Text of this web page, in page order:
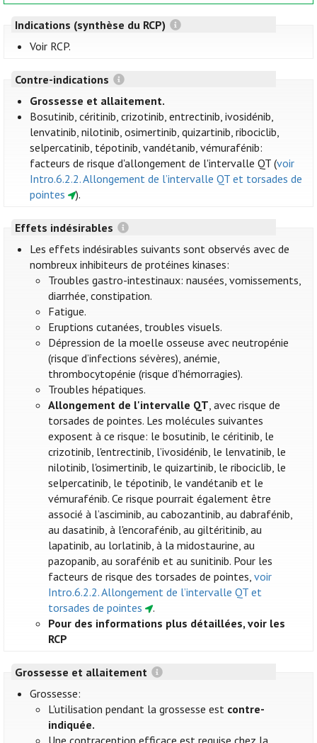
Indications (synthèse du RCP)
Voir RCP.
Contre-indications
Grossesse et allaitement.
Bosutinib, céritinib, crizotinib, entrectinib, ivosidénib,
lenvatinib, nilotinib, osimertinib, quizartinib, ribociclib,
selpercatinib, tépotinib, vandétanib, vémurafénib:
facteurs de risque d'allongement de l'intervalle QT (voir
Intro.6.2.2. Allongement de l’intervalle QT et torsades de
pointes
).
Effets indésirables
Les effets indésirables suivants sont observés avec de
nombreux inhibiteurs de protéines kinases:
Troubles gastro-intestinaux: nausées, vomissements,
diarrhée, constipation.
Fatigue.
Eruptions cutanées, troubles visuels.
Dépression de la moelle osseuse avec neutropénie
(risque d’infections sévères), anémie,
thrombocytopénie (risque d’hémorragies).
Troubles hépatiques.
Allongement de l'intervalle QT, avec risque de
torsades de pointes. Les molécules suivantes
exposent à ce risque: le bosutinib, le céritinib, le
crizotinib, l'entrectinib, l’ivosidénib, le lenvatinib, le
nilotinib, l'osimertinib, le quizartinib, le ribociclib, le
selpercatinib, le tépotinib, le vandétanib et le
vémurafénib. Ce risque pourrait également être
associé à l’asciminib, au cabozantinib, au dabrafénib,
au dasatinib, à l'encorafénib, au giltéritinib, au
lapatinib, au lorlatinib, à la midostaurine, au
pazopanib, au sorafénib et au sunitinib. Pour les
facteurs de risque des torsades de pointes,voir
Intro.6.2.2. Allongement de l’intervalle QT et
torsades de pointes
.
Pour des informations plus détaillées, voir les
RCP
Grossesse et allaitement
Grossesse:
L'utilisation pendant la grossesse est contre-
indiquée.